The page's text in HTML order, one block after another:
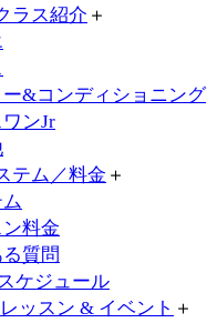
ラス紹介 ＋
&コンディショニング
ンJr
テム／料金 ＋
料金
質問
ケジュール
ッスン & イベント ＋